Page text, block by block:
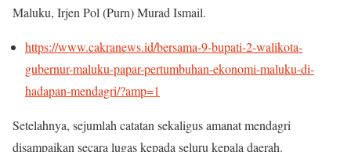
Maluku, Irjen Pol (Purn) Murad Ismail.
https://www.cakranews.id/bersama-9-bupati-2-walikota-
gubernur-maluku-papar-pertumbuhan-ekonomi-maluku-di-
hadapan-mendagri/?amp=1
Setelahnya, sejumlah catatan sekaligus amanat mendagri
disampaikan secara lugas kepada seluru kepala daerah.